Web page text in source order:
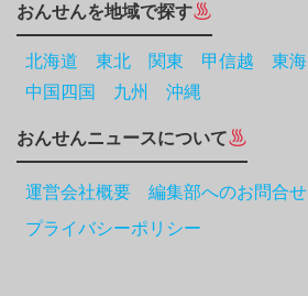
おんせんを地域で探す
北海道 東北 関東 甲信越 東海
中国四国
九州 沖縄
おんせんニュースについて
運営会社概要 編集部へのお問合せ
プライバシーポリシー